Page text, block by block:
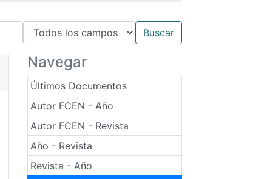
Navegar
Últimos Documentos
Autor FCEN - Año
Autor FCEN - Revista
Año - Revista
Revista - Año